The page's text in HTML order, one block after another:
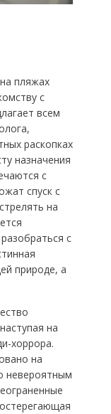
пляжах
с
всем
раскопках
назначения
с
спуск с
на
с
природе, а
на
хоррора.
на
невероятным